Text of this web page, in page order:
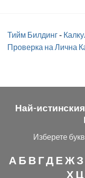
Тийм Билдинг-
Проверка на Лична
Най-
Изберете
А Б В ГДЕЖЗ
Х Ц